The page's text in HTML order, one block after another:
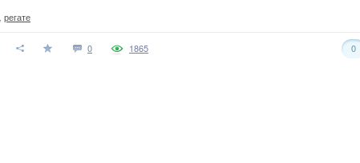
регате
0 0
1865